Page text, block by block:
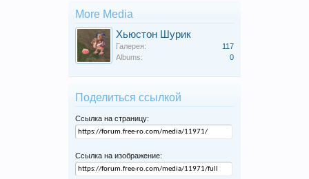
More Media
Хьюстон Шурик
Галерея:
117
Albums:
0
Поделиться ссылкой
Ссылка на страницу:
Ссылка на изображение: